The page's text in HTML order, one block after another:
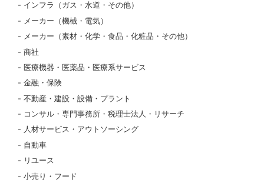
インフラ（ガス・水道・その他）
メーカー（機械・電気）
メーカー（素材・化学・食品・化粧品・その他）
商社
医療機器・医薬品・医療系サービス
金融・保険
不動産・建設・設備・プラント
コンサル・専門事務所・税理士法人・リサーチ
人材サービス・アウトソーシング
自動車
リユース
小売り・フード